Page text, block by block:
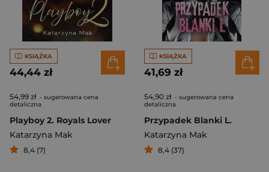
KSIĄŻKA
44,44 zł
54,99 zł - sugerowana cena
detaliczna
Playboy 2. Royals Lover
Katarzyna Mak
8,4 (7)
KSIĄŻKA
41,69 zł
54,90 zł - sugerowana cena
detaliczna
Przypadek Blanki L.
Katarzyna Mak
8,4 (37)